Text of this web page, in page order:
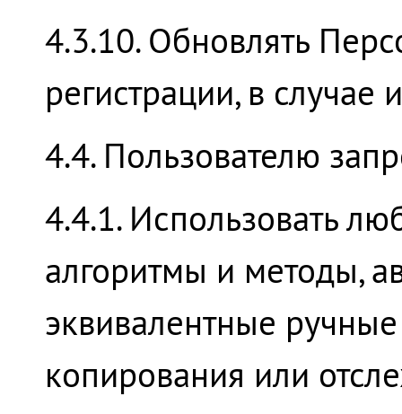
4.3.10. Обновлять
регистрации, в случае
4.4. Пользователю
4.4.1. Использовать
алгоритмы и методы,
эквивалентные
копирования или